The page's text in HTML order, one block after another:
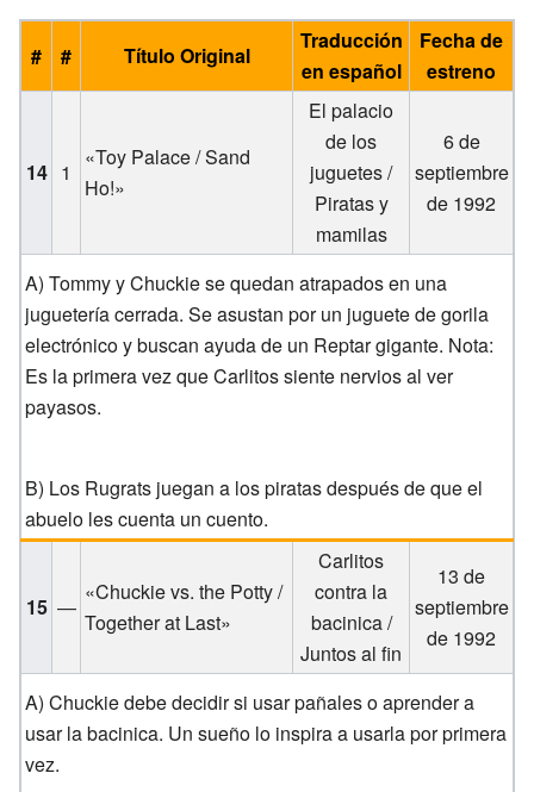
# # Título Original
Traducción
en español
Fecha de
estreno
14 1
«Toy Palace / Sand
Ho!»
El palacio
de los
juguetes /
Piratas y
mamilas
6 de
septiembre
de 1992
A) Tommy y Chuckie se quedan atrapados en una
juguetería cerrada. Se asustan por un juguete de gorila
electrónico y buscan ayuda de un Reptar gigante. Nota:
Es la primera vez que Carlitos siente nervios al ver
payasos.
B) Los Rugrats juegan a los piratas después de que el
abuelo les cuenta un cuento.
15 —
«Chuckie vs. the Potty /
Together at Last»
Carlitos
contra la
bacinica /
Juntos al fin
13 de
septiembre
de 1992
A) Chuckie debe decidir si usar pañales o aprender a
usar la bacinica. Un sueño lo inspira a usarla por primera
vez.